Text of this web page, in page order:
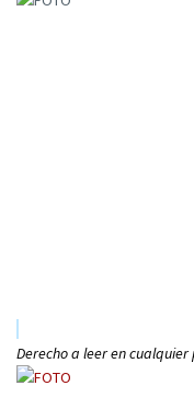
Derecho a leer en